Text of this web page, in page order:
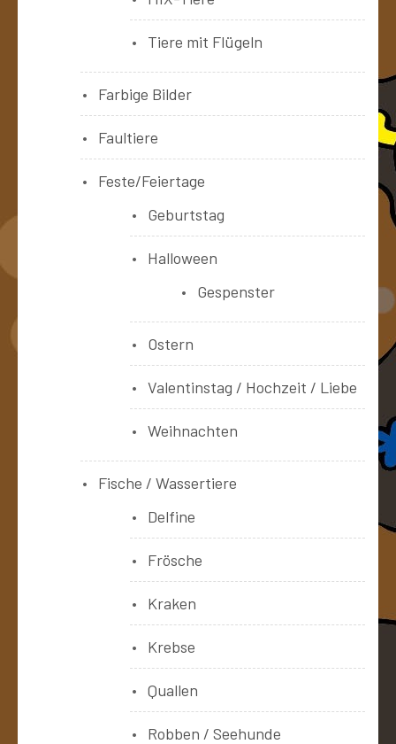
Tiere mit Flügeln
Farbige Bilder
Faultiere
Feste/Feiertage
Geburtstag
Halloween
Gespenster
Ostern
Valentinstag / Hochzeit / Liebe
Weihnachten
Fische / Wassertiere
Delfine
Frösche
Kraken
Krebse
Quallen
Robben / Seehunde